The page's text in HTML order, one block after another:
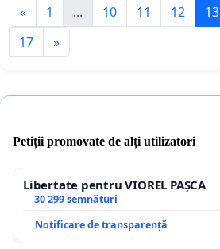
« 1 ... 10 11 12 13
17
»
Petiții promovate de alți utilizatori
Libertate pentru VIOREL PAȘCA
30 299 semnături
Notificare de transparență